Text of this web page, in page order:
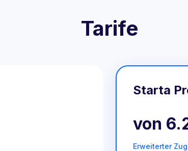
Tarife
Starta
von
Erweiterter